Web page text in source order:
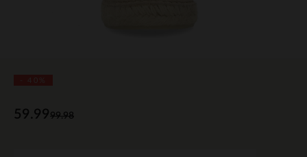
99.98
59.99